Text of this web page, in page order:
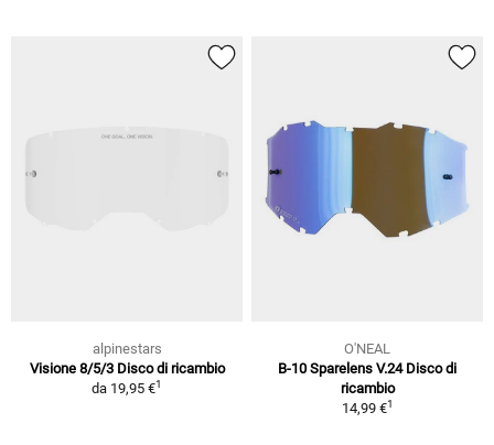
alpinestars
Visione 8/5/3 Disco di ricambio
da 19,95 €1
O'NEAL
B-10 Sparelens V.24 Disco di
ricambio
14,99 €1